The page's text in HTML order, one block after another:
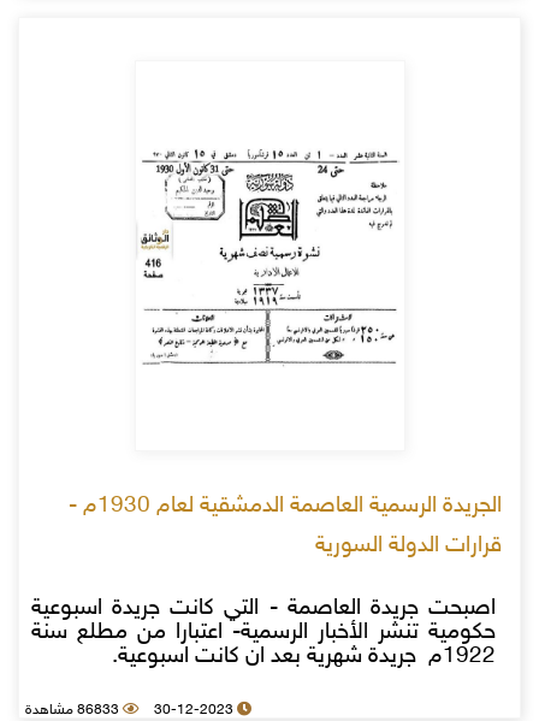
الجريدة الرسمية العاصمة الدمشقية لعام 1930م -
قرارات الدولة السورية
اصبحت جريدة العاصمة - التي كانت جريدة اسبوعية
حكومية تنشر الأخبار الرسمية- اعتبارا من مطلع سنة
1922م جريدة شهرية بعد ان كانت اسبوعية.
30-12-2023 86833 مشاهدة